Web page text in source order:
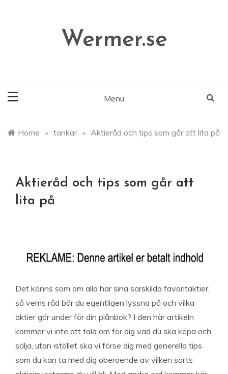
Wermer.se
Menu
Home » tankar » Aktieråd och tips som går att lita på
Aktieråd och tips som går att
lita på
Det känns som om alla har sina särskilda favoritaktier,
så vems råd bör du egentligen lyssna på och vilka
aktier gör under för din plånbok? I den här artikeln
kommer vi inte att tala om för dig vad du ska köpa och
sälja, utan istället ska vi förse dig med generella tips
som du kan ta med dig oberoende av vilken sorts